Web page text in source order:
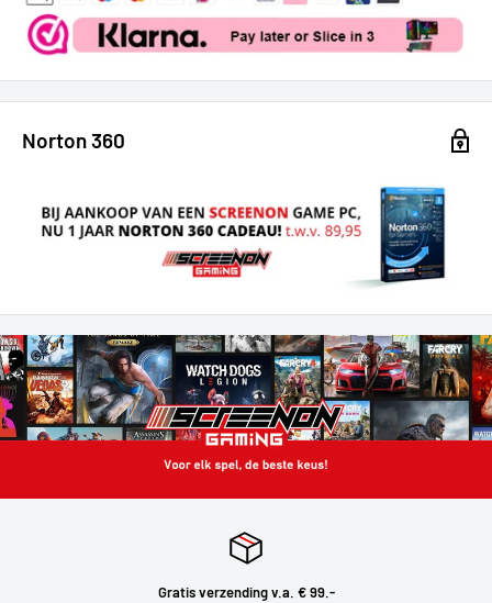
Norton 360
Gratis verzending v.a. € 99.-